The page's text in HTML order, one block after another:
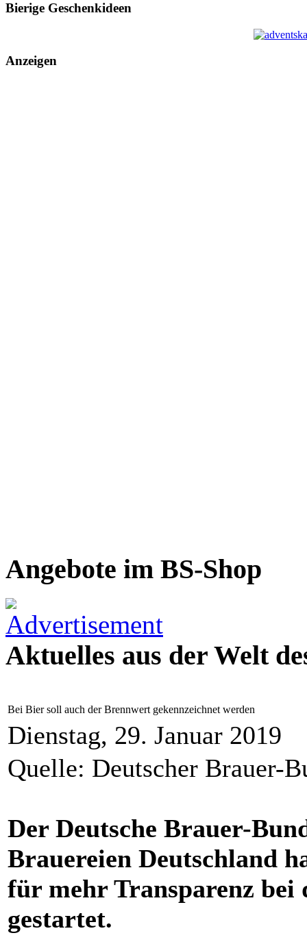
Bierige Geschenkideen
Anzeigen
Angebote im BS-Shop
Aktuelles aus der Welt
Bei Bier soll auch der Brennwert gekennzeichnet werden
Dienstag, 29. Januar 2019
Quelle: Deutscher Brauer-
Der Deutsche Brauer-
Brauereien Deutschland
für mehr Transparenz bei
gestartet.